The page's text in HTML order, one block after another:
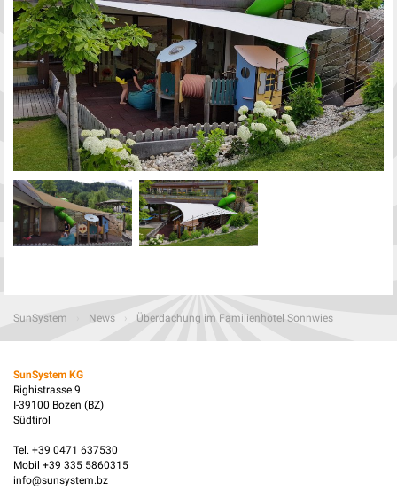
SunSystem News › Überdachung im Familienhotel Sonnwies
SunSystem KG
Righistrasse 9
I-39100 Bozen (BZ)
Südtirol
Tel. +39 0471 637530
Mobil +39 335 5860315
info@sunsystem.bz